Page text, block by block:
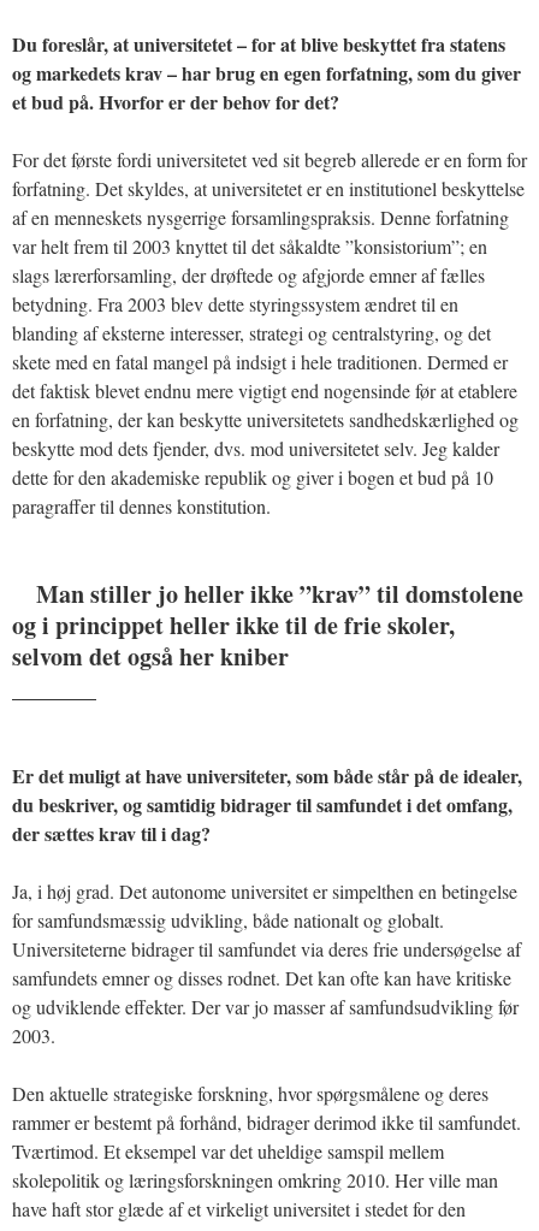
Du foreslår, at universitetet – for at blive beskyttet fra statens
og markedets krav – har brug en egen forfatning, som du giver
et bud på. Hvorfor er der behov for det?
For det første fordi universitetet ved sit begreb allerede er en form for
forfatning. Det skyldes, at universitetet er en institutionel beskyttelse
af en menneskets nysgerrige forsamlingspraksis. Denne forfatning
var helt frem til 2003 knyttet til det såkaldte ”konsistorium”; en
slags lærerforsamling, der drøftede og afgjorde emner af fælles
betydning. Fra 2003 blev dette styringssystem ændret til en
blanding af eksterne interesser, strategi og centralstyring, og det
skete med en fatal mangel på indsigt i hele traditionen. Dermed er
det faktisk blevet endnu mere vigtigt end nogensinde før at etablere
en forfatning, der kan beskytte universitetets sandhedskærlighed og
beskytte mod dets fjender, dvs. mod universitetet selv. Jeg kalder
dette for den akademiske republik og giver i bogen et bud på 10
paragraffer til dennes konstitution.
Man stiller jo heller ikke ”krav” til domstolene
og i princippet heller ikke til de frie skoler,
selvom det også her kniber
Er det muligt at have universiteter, som både står på de idealer,
du beskriver, og samtidig bidrager til samfundet i det omfang,
der sættes krav til i dag?
Ja, i høj grad. Det autonome universitet er simpelthen en betingelse
for samfundsmæssig udvikling, både nationalt og globalt.
Universiteterne bidrager til samfundet via deres frie undersøgelse af
samfundets emner og disses rodnet. Det kan ofte kan have kritiske
og udviklende effekter. Der var jo masser af samfundsudvikling før
2003.
Den aktuelle strategiske forskning, hvor spørgsmålene og deres
rammer er bestemt på forhånd, bidrager derimod ikke til samfundet.
Tværtimod. Et eksempel var det uheldige samspil mellem
skolepolitik og læringsforskningen omkring 2010. Her ville man
have haft stor glæde af et virkeligt universitet i stedet for den